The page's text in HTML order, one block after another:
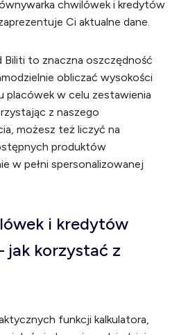
chwilówek i kredytów
Ci aktualne dane.
Biliti to znaczna oszczędność
obliczać wysokości
placówek w celu zestawienia
z naszego
możesz też liczyć na
produktów
w pełni spersonalizowanej
i kredytów
jak korzystać z
funkcji kalkulatora,